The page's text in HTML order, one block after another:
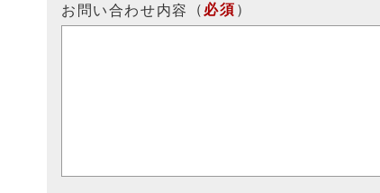
お問い合わせ内容 （ 必須 ）